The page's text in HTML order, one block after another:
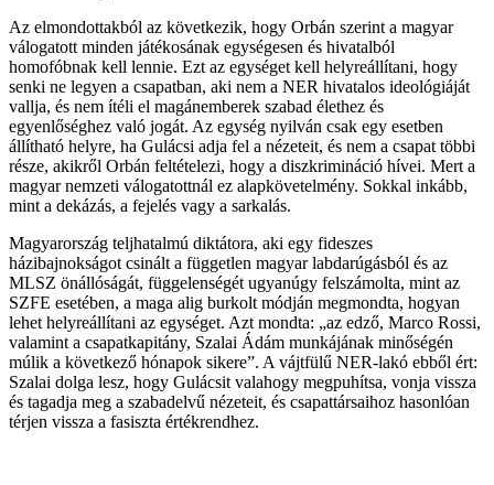
Az elmondottakból az következik, hogy Orbán szerint a magyar
válogatott minden játékosának egységesen és hivatalból
homofóbnak kell lennie. Ezt az egységet kell helyreállítani, hogy
senki ne legyen a csapatban, aki nem a NER hivatalos ideológiáját
vallja, és nem ítéli el magánemberek szabad élethez és
egyenlőséghez való jogát. Az egység nyilván csak egy esetben
állítható helyre, ha Gulácsi adja fel a nézeteit, és nem a csapat többi
része, akikről Orbán feltételezi, hogy a diszkrimináció hívei. Mert a
magyar nemzeti válogatottnál ez alapkövetelmény. Sokkal inkább,
mint a dekázás, a fejelés vagy a sarkalás.
Magyarország teljhatalmú diktátora, aki egy fideszes
házibajnokságot csinált a független magyar labdarúgásból és az
MLSZ önállóságát, függelenségét ugyanúgy felszámolta, mint az
SZFE esetében, a maga alig burkolt módján megmondta, hogyan
lehet helyreállítani az egységet. Azt mondta: „az edző, Marco Rossi,
valamint a csapatkapitány, Szalai Ádám munkájának minőségén
múlik a következő hónapok sikere”. A vájtfülű NER-lakó ebből ért:
Szalai dolga lesz, hogy Gulácsit valahogy megpuhítsa, vonja vissza
és tagadja meg a szabadelvű nézeteit, és csapattársaihoz hasonlóan
térjen vissza a fasiszta értékrendhez.